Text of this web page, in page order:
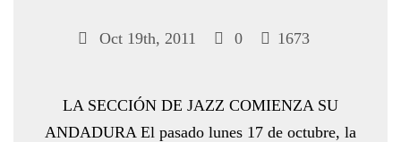
Oct 19th, 2011 0 1673
LA SECCIÓN DE JAZZ COMIENZA SU
ANDADURA El pasado lunes 17 de octubre, la